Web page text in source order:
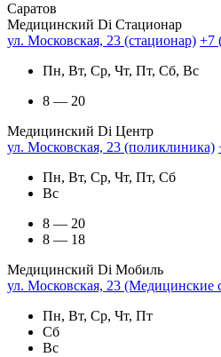
Саратов
Медицинский Di Стационар
ул. Московская, 23 (стационар) +7
Пн, Вт, Ср, Чт, Пт, Сб, Вс
8 — 20
Медицинский Di Центр
ул. Московская, 23 (поликлиника)
Пн, Вт, Ср, Чт, Пт, Сб
Вс
8 — 20
8 — 18
Медицинский Di Мобиль
ул. Московская, 23 (Медицинские
Пн, Вт, Ср, Чт, Пт
Сб
Вс